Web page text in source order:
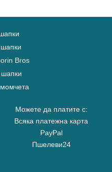
Bros
Можете да платите с:
Всяка платежна карта
PayPal
Пшелеви24